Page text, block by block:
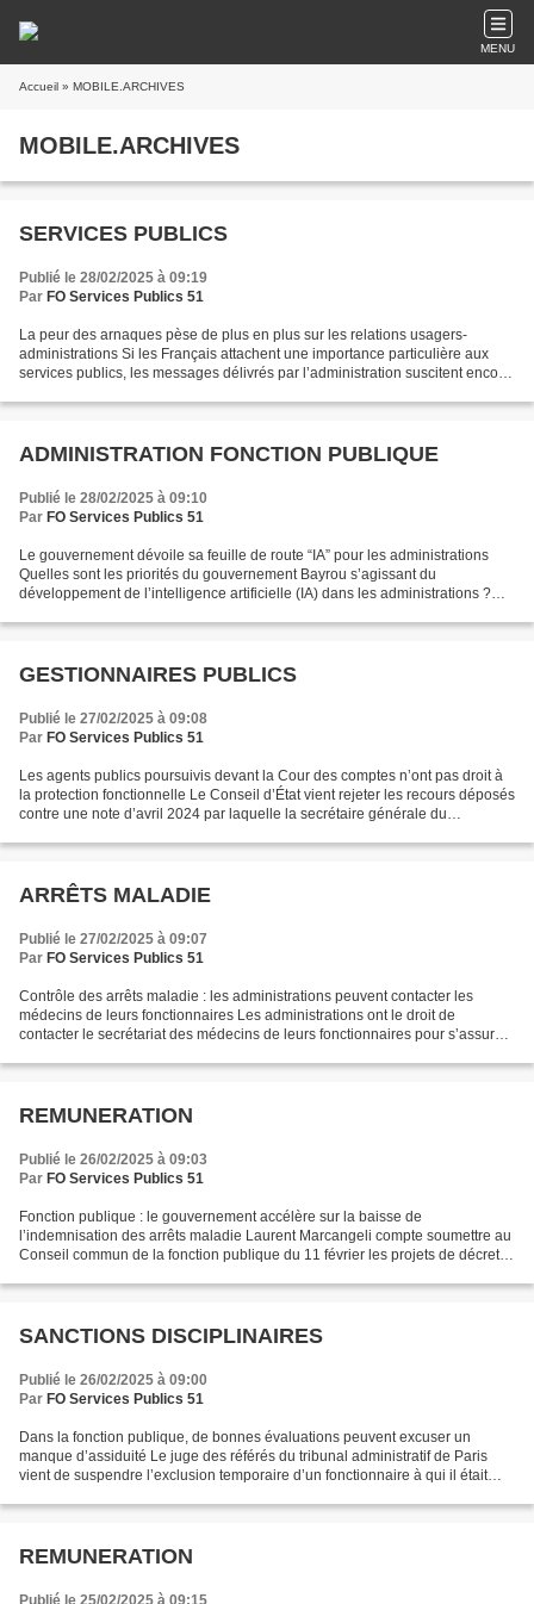
MENU
Accueil » MOBILE.ARCHIVES
MOBILE.ARCHIVES
SERVICES PUBLICS
Publié le 28/02/2025 à 09:19
Par FO Services Publics 51
La peur des arnaques pèse de plus en plus sur les relations usagers-
administrations Si les Français attachent une importance particulière aux
services publics, les messages délivrés par l’administration suscitent encore
ADMINISTRATION FONCTION PUBLIQUE
Publié le 28/02/2025 à 09:10
Par FO Services Publics 51
Le gouvernement dévoile sa feuille de route “IA” pour les administrations
Quelles sont les priorités du gouvernement Bayrou s’agissant du
développement de l’intelligence artificielle (IA) dans les administrations ?
GESTIONNAIRES PUBLICS
Publié le 27/02/2025 à 09:08
Par FO Services Publics 51
Les agents publics poursuivis devant la Cour des comptes n’ont pas droit à
la protection fonctionnelle Le Conseil d’État vient rejeter les recours déposés
contre une note d’avril 2024 par laquelle la secrétaire générale du
ARRÊTS MALADIE
Publié le 27/02/2025 à 09:07
Par FO Services Publics 51
Contrôle des arrêts maladie : les administrations peuvent contacter les
médecins de leurs fonctionnaires Les administrations ont le droit de
contacter le secrétariat des médecins de leurs fonctionnaires pour s’assurer
REMUNERATION
Publié le 26/02/2025 à 09:03
Par FO Services Publics 51
Fonction publique : le gouvernement accélère sur la baisse de
l’indemnisation des arrêts maladie Laurent Marcangeli compte soumettre au
Conseil commun de la fonction publique du 11 février les projets de décret
SANCTIONS DISCIPLINAIRES
Publié le 26/02/2025 à 09:00
Par FO Services Publics 51
Dans la fonction publique, de bonnes évaluations peuvent excuser un
manque d’assiduité Le juge des référés du tribunal administratif de Paris
vient de suspendre l’exclusion temporaire d’un fonctionnaire à qui il était
REMUNERATION
Publié le 25/02/2025 à 09:15